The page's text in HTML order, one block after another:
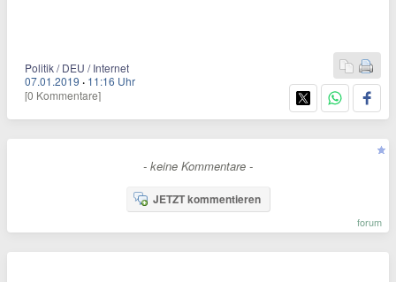
Politik / DEU / Internet
07.01.2019 · 11:16 Uhr
[0 Kommentare]
- keine Kommentare -
JETZT kommentieren
forum